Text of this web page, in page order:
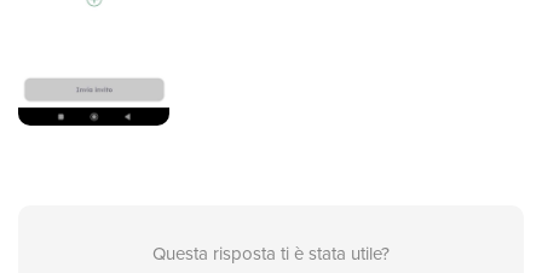
Questa risposta ti è stata utile?